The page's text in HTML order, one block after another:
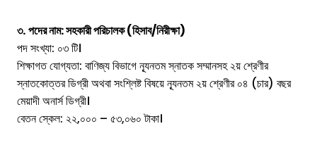
৩.পদের নাম: সহকারী পরিচালক (হিসাব/নিরীক্ষা)
পদ সংখ্যা: ০৩ টি।
শিক্ষাগত যোগ্যতা: বাণিজ্য বিভাগে ন্যূনতম স্নাতক সম্মানসহ ২য় শ্রেণীর
স্নাতকোত্তর ডিগ্রী অথবা সংশ্লিষ্ট বিষয়ে ন্যূনতম ২য় শ্রেণীর ০৪ (চার) বছর
মেয়াদী অনার্স ডিগ্রী।
বেতন স্কেল: ২২,০০০ – ৫৩,০৬০ টাকা।